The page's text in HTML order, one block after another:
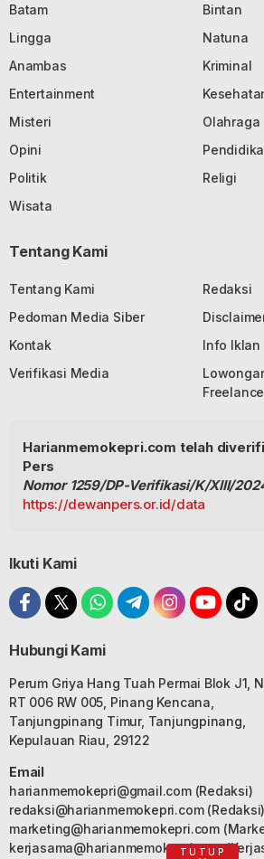
Batam
Bintan
Lingga
Natuna
Anambas
Kriminal
Entertainment
Misteri
Olahraga
Opini
Politik
Religi
Wisata
Tentang Kami
Tentang Kami
Redaksi
Pedoman Media Siber
Kontak
Info Iklan
Verifikasi Media
Freelance
Harianmemokepri.com telah
Pers
Nomor 1259/DP-Verifikasi/K/XIII/
https://dewanpers.or.id/data
Ikuti Kami
Hubungi Kami
Perum Griya Hang Tuah Permai Blok J1,
RT 006 RW 005, Pinang Kencana,
Tanjungpinang Timur, Tanjungpinang,
Kepulauan Riau, 29122
Email
harianmemokepri@gmail.com(Redaksi)
redaksi@harianmemokepri.com(Redaksi)
marketing@harianmemokepri.com
kerjasama@harianmemokepri.com
TUTUP